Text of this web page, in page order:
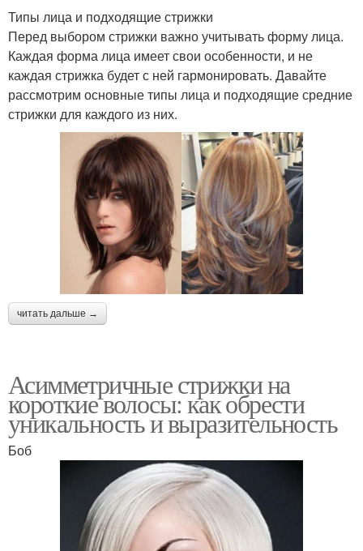
Типы лица и подходящие стрижки
Перед выбором стрижки важно учитывать форму лица.
Каждая форма лица имеет свои особенности, и не
каждая стрижка будет с ней гармонировать. Давайте
рассмотрим основные типы лица и подходящие средние
стрижки для каждого из них.
читать дальше →
Асимметричные стрижки на
короткие волосы: как обрести
уникальность и выразительность
Боб